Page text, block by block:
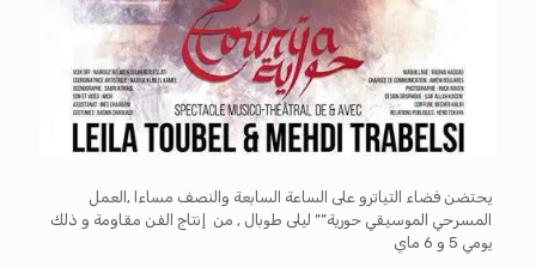
يحتضن فضاء التياترو على الساعة السابعة والنصف مساءا ٬العمل
المسرحي الموسيقي حورية”” ليلى طوبال ٬ من إنتاج الفن مقاومة و ذلك
يومي 5 و 6 ماي